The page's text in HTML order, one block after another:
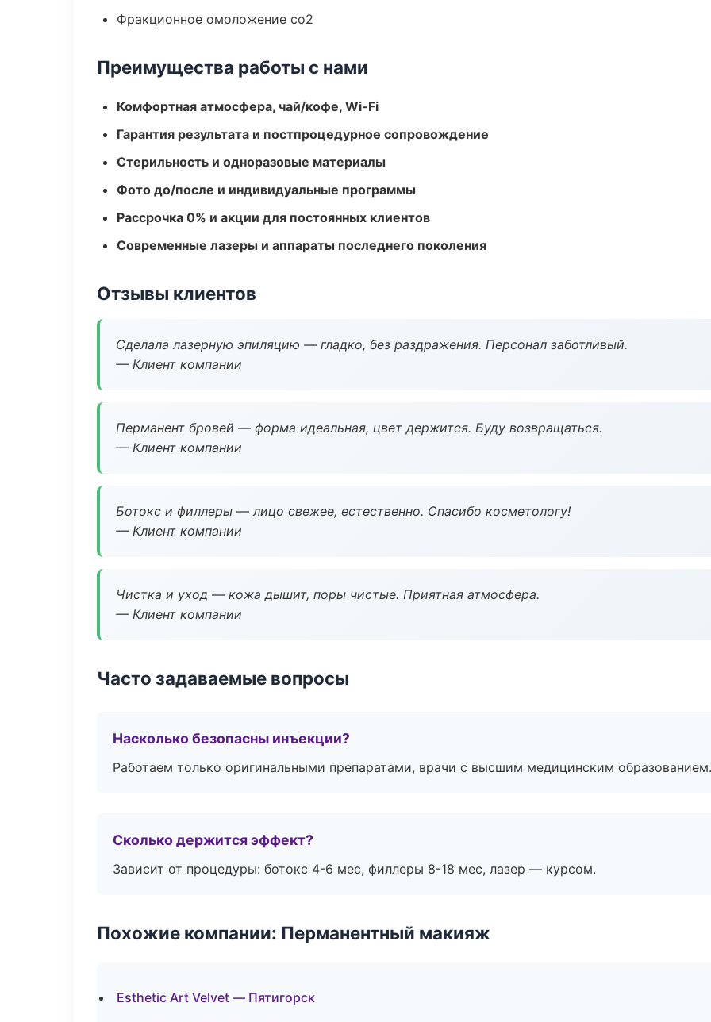
Фракционное омоложение co2
Преимущества работы с нами
Комфортная атмосфера, чай/кофе, Wi-Fi
Гарантия результата и постпроцедурное сопровождение
Стерильность и одноразовые материалы
Фото до/после и индивидуальные программы
Рассрочка 0% и акции для постоянных клиентов
Современные лазеры и аппараты последнего поколения
Отзывы клиентов
Сделала лазерную эпиляцию — гладко, без раздражения. Персонал заботливый.
— Клиент компании
Перманент бровей — форма идеальная, цвет держится. Буду возвращаться.
— Клиент компании
Ботокс и филлеры — лицо свежее, естественно. Спасибо косметологу!
— Клиент компании
Чистка и уход — кожа дышит, поры чистые. Приятная атмосфера.
— Клиент компании
Часто задаваемые вопросы
Насколько безопасны инъекции?
Работаем только оригинальными препаратами, врачи с высшим медицинским образованием.
Сколько держится эффект?
Зависит от процедуры: ботокс 4-6 мес, филлеры 8-18 мес, лазер — курсом.
Похожие компании: Перманентный макияж
Esthetic Art Velvet — Пятигорск